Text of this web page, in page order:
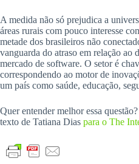
A medida não só prejudica a
áreas rurais com pouco interesse
metade dos brasileiros não
vanguarda do atraso em relação ao
mercado de software. O setor é
correspondendo ao motor de
um país como saúde, educação,
Quer entender melhor essa
texto de Tatiana Dias para o The